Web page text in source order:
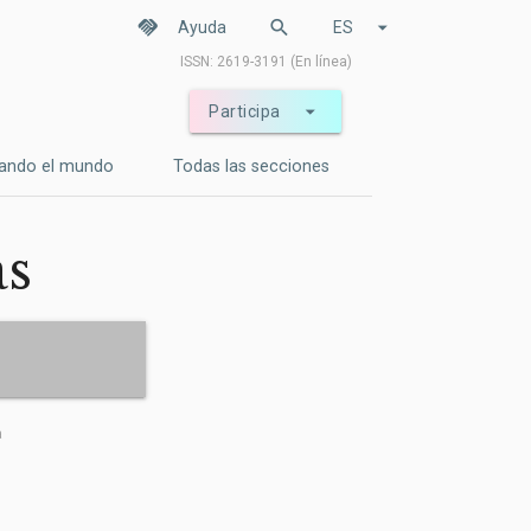
handshake Ayuda search arrow_drop_down
ES
ISSN: 2619-3191 (En línea)
arrow_drop_down
Participa
el mundo Todas las secciones